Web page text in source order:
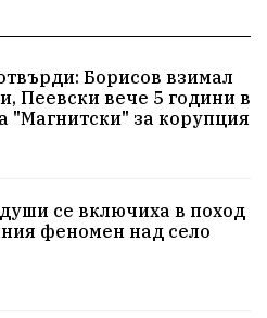
инициатива
Заедно за България
Образователно
Борисов взимал
Пеевски вече 5 години в
"Магнитски" за корупция
се включиха в поход
феномен над село